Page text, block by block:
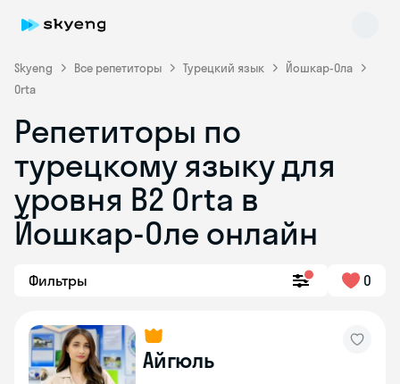
Skyeng Все репетиторы Турецкий язык
Йошкар-Ола
Orta
Репетиторы по
турецкому языку для
уровня B2 Orta в
Йошкар-Оле онлайн
Фильтры 0
Айгюль
Skyeng Chat
online